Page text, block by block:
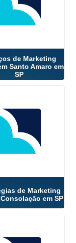
de Marketing
Santo Amaro em
SP
de Marketing
em SP